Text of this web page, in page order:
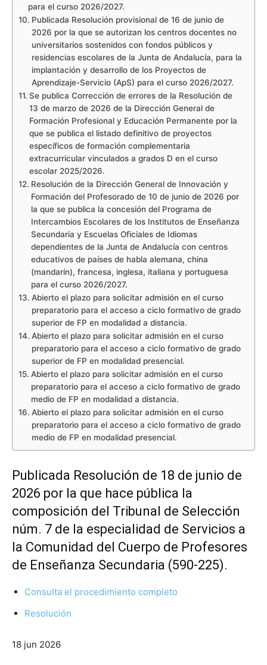
para el curso 2026/2027.
Publicada Resolución provisional de 16 de junio de
2026 por la que se autorizan los centros docentes no
universitarios sostenidos con fondos públicos y
residencias escolares de la Junta de Andalucía, para la
implantación y desarrollo de los Proyectos de
Aprendizaje-Servicio (ApS) para el curso 2026/2027.
Se publica Corrección de errores de la Resolución de
13 de marzo de 2026 de la Dirección General de
Formación Profesional y Educación Permanente por la
que se publica el listado definitivo de proyectos
específicos de formación complementaria
extracurricular vinculados a grados D en el curso
escolar 2025/2026.
Resolución de la Dirección General de Innovación y
Formación del Profesorado de 10 de junio de 2026 por
la que se publica la concesión del Programa de
Intercambios Escolares de los Institutos de Enseñanza
Secundaria y Escuelas Oficiales de Idiomas
dependientes de la Junta de Andalucía con centros
educativos de países de habla alemana, china
(mandarín), francesa, inglesa, italiana y portuguesa
para el curso 2026/2027.
Abierto el plazo para solicitar admisión en el curso
preparatorio para el acceso a ciclo formativo de grado
superior de FP en modalidad a distancia.
Abierto el plazo para solicitar admisión en el curso
preparatorio para el acceso a ciclo formativo de grado
superior de FP en modalidad presencial.
Abierto el plazo para solicitar admisión en el curso
preparatorio para el acceso a ciclo formativo de grado
medio de FP en modalidad a distancia.
Abierto el plazo para solicitar admisión en el curso
preparatorio para el acceso a ciclo formativo de grado
medio de FP en modalidad presencial.
Publicada Resolución de 18 de junio de
2026 por la que hace pública la
composición del Tribunal de Selección
núm. 7 de la especialidad de Servicios a
la Comunidad del Cuerpo de Profesores
de Enseñanza Secundaria (590-225).
Consulta el procedimiento completo
Resolución
18 jun 2026